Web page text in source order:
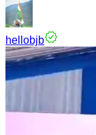
hellobjb